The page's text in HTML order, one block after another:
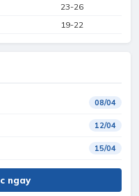
23-26
19-22
08/04
12/04
15/04
ngay